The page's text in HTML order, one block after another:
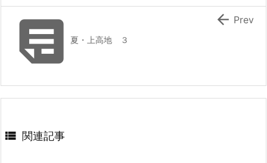
夏・上高地 ３
 Prev
 関連記事